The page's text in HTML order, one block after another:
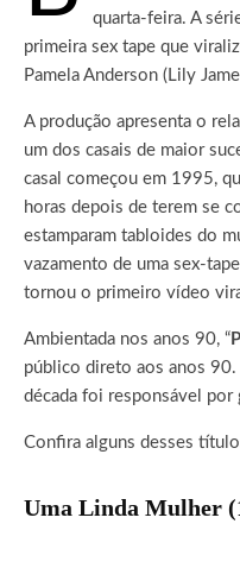
quarta-feira. A
primeira sex tape que
Pamela Anderson (Lily
A produção apresenta o
um dos casais de maior
casal começou em 1995,
horas depois de terem se
estamparam tabloides do
vazamento de uma sex-
tornou o primeiro vídeo
Ambientada nos anos 90, “
público direto aos anos
década foi responsável por
Confira alguns desses
Uma Linda Mulher